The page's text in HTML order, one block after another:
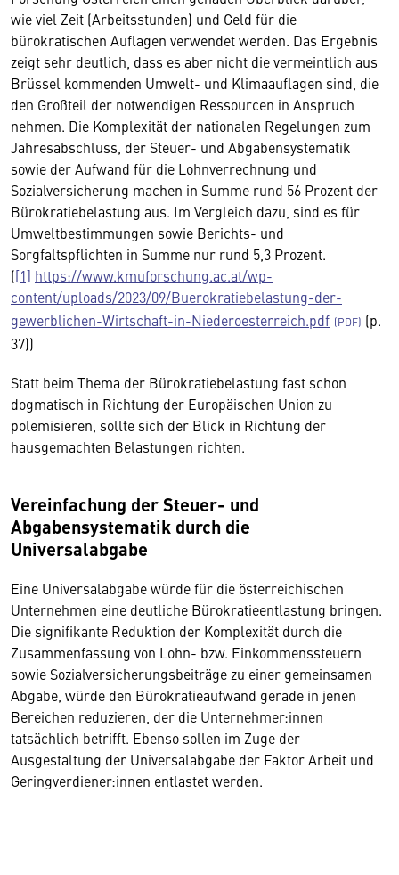
wie viel Zeit (Arbeitsstunden) und Geld für die
bürokratischen Auflagen verwendet werden. Das Ergebnis
zeigt sehr deutlich, dass es aber nicht die vermeintlich aus
Brüssel kommenden Umwelt- und Klimaauflagen sind, die
den Großteil der notwendigen Ressourcen in Anspruch
nehmen. Die Komplexität der nationalen Regelungen zum
Jahresabschluss, der Steuer- und Abgabensystematik
sowie der Aufwand für die Lohnverrechnung und
Sozialversicherung machen in Summe rund 56 Prozent der
Bürokratiebelastung aus. Im Vergleich dazu, sind es für
Umweltbestimmungen sowie Berichts- und
Sorgfaltspflichten in Summe nur rund 5,3 Prozent.
([1] https://www.kmuforschung.ac.at/wp-
content/uploads/2023/09/Buerokratiebelastung-der-
gewerblichen-Wirtschaft-in-Niederoesterreich.pdf
(p.
37))
Statt beim Thema der Bürokratiebelastung fast schon
dogmatisch in Richtung der Europäischen Union zu
polemisieren, sollte sich der Blick in Richtung der
hausgemachten Belastungen richten.
Vereinfachung der Steuer- und
Abgabensystematik durch die
Universalabgabe
Eine Universalabgabe würde für die österreichischen
Unternehmen eine deutliche Bürokratieentlastung bringen.
Die signifikante Reduktion der Komplexität durch die
Zusammenfassung von Lohn- bzw. Einkommenssteuern
sowie Sozialversicherungsbeiträge zu einer gemeinsamen
Abgabe, würde den Bürokratieaufwand gerade in jenen
Bereichen reduzieren, der die Unternehmer:innen
tatsächlich betrifft. Ebenso sollen im Zuge der
Ausgestaltung der Universalabgabe der Faktor Arbeit und
Geringverdiener:innen entlastet werden.